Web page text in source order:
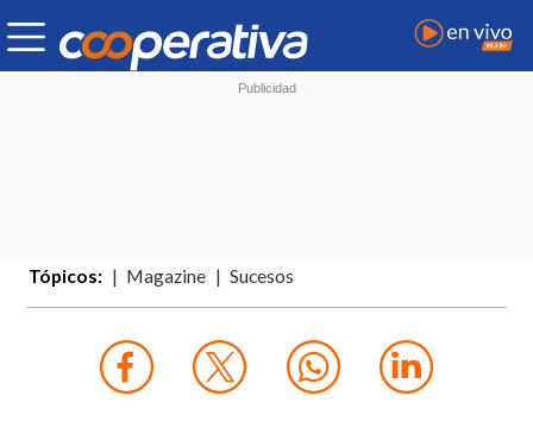
Tópicos: Magazine Sucesos